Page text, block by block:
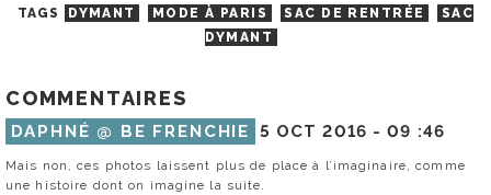
TAGS DYMANT MODE À PARIS SAC DE RENTRÉE
SAC
DYMANT
COMMENTAIRES
DAPHNÉ @ BE FRENCHIE 5 OCT 2016 -09 :46
Mais non, ces photos laissent plus de place à l’imaginaire, comme
une histoire dont on imagine la suite.